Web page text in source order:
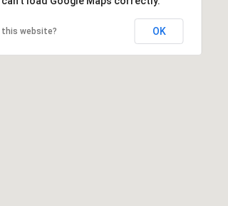
this website? OK